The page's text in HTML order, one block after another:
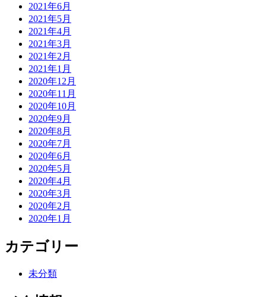
2021年6月
2021年5月
2021年4月
2021年3月
2021年2月
2021年1月
2020年12月
2020年11月
2020年10月
2020年9月
2020年8月
2020年7月
2020年6月
2020年5月
2020年4月
2020年3月
2020年2月
2020年1月
カテゴリー
未分類